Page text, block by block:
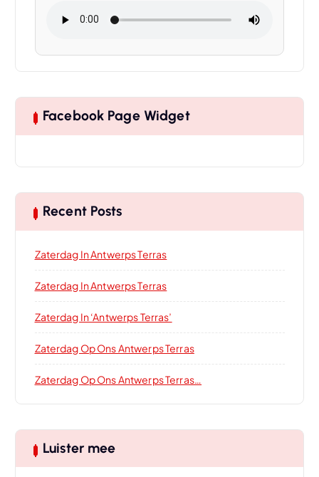
Facebook Page Widget
Recent Posts
Zaterdag In Antwerps Terras
Zaterdag In Antwerps Terras
Zaterdag In ‘Antwerps Terras’
Zaterdag Op Ons Antwerps Terras
Zaterdag Op Ons Antwerps Terras…
Luister mee